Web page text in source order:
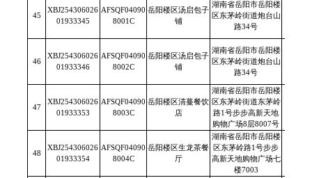
45
XBJ254306026
01933345
AFSQF04090
8001C
岳阳楼区汤启包子
铺
湖南省岳阳市岳阳楼
区东茅岭街道炮台山
路34号
46
XBJ254306026
01933346
AFSQF04090
8002C
岳阳楼区汤启包子
铺
湖南省岳阳市岳阳楼
区东茅岭街道炮台山
路34号
47
XBJ254306026
01933353
AFSQF04090
8003C
岳阳楼区清蔓餐饮
店
湖南省岳阳市岳阳楼
区东茅岭街道东茅岭
路1号步步高新天地
购物广场8层8007号
48
XBJ254306026
01933354
AFSQF04090
8004C
岳阳楼区生龙茶餐
厅
湖南省岳阳市岳阳楼
区东茅岭路1号步步
高新天地购物广场七
楼7003